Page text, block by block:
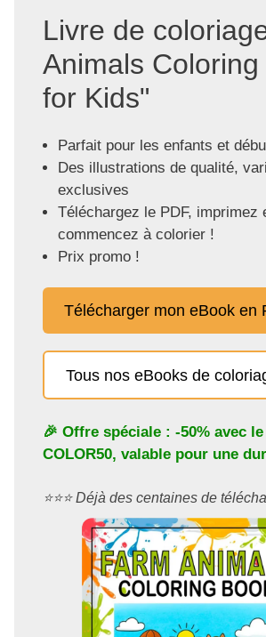
Livre de
Animals
for Kids"
Parfait pour les enfants et
Des illustrations de qualité,
exclusives
Téléchargez le PDF, imprimez
commencez à colorier !
Prix promo !
Télécharger mon eBook en
Tous nos eBooks de
🎉 Offre spéciale : -50% avec
COLOR50, valable pour une
⭐️⭐️⭐️ Déjà des centaines de